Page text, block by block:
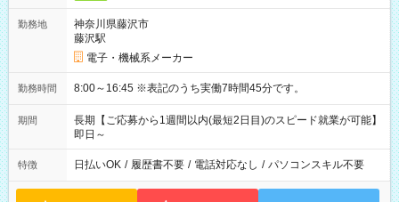
勤務地
神奈川県藤沢市
藤沢駅
電子・機械系メーカー
勤務時間 8:00～16:45 ※表記のうち実働7時間45分です。
期間
長期【ご応募から1週間以内(最短2日目)のスピード就業が可能】
即日～
特徴 日払いOK / 履歴書不要 / 電話対応なし / パソコンスキル不要